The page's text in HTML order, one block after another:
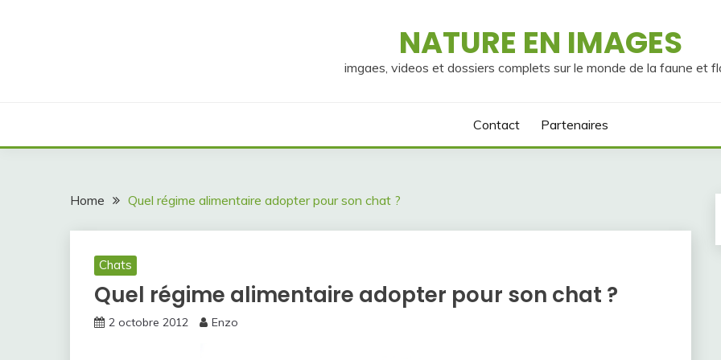
NATURE EN IMAGES
imgaes, videos et dossiers complets sur le monde de la faune et
Contact Partenaires
Home Quel régime alimentaire adopter pour son chat ?
Chats
Quel régime alimentaire adopter pour son chat ?
2 octobre 2012 Enzo